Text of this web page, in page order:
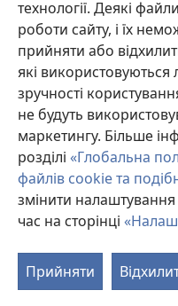
технології. Деякі
роботи сайту, і їх
прийняти або
які
зручності
не будуть
маркетингу. Більше
розділі «Глобальна
файлів cookie та
змінити
час на сторінці
Прийняти